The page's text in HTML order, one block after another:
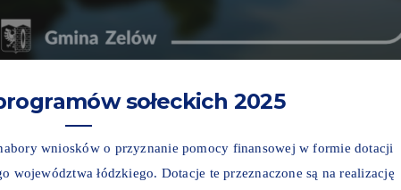
sołeckich 2025
wniosków o przyznanie pomocy finansowej w formie dotacji
województwa łódzkiego. Dotacje te przeznaczone są na realizację